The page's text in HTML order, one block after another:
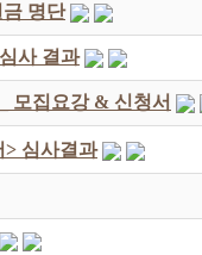
명단
사 결과
모집요강 & 신청서
> 심사결과